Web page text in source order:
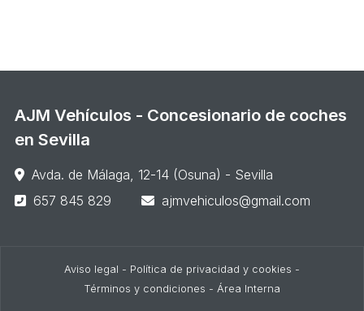
AJM Vehículos - Concesionario de coches
en Sevilla
Avda. de Málaga, 12-14 (Osuna) - Sevilla
657 845 829
ajmvehiculos@gmail.com
Aviso legal - Política de privacidad y cookies -
Términos y condiciones - Área Interna